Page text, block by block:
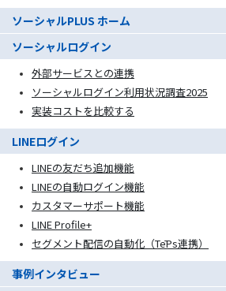
ソーシャルPLUS ホーム
ソーシャルログイン
外部サービスとの連携
ソーシャルログイン利用状況調査2025
実装コストを比較する
LINEログイン
LINEの友だち追加機能
LINEの自動ログイン機能
カスタマーサポート機能
LINE Profile+
セグメント配信の自動化（TēPs連携）
事例インタビュー